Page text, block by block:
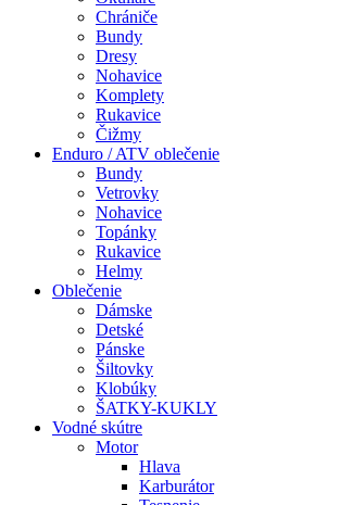
Chrániče
Bundy
Dresy
Nohavice
Komplety
Rukavice
Čižmy
Enduro / ATV oblečenie
Bundy
Vetrovky
Nohavice
Topánky
Rukavice
Helmy
Oblečenie
Dámske
Detské
Pánske
Šiltovky
Klobúky
ŠATKY-KUKLY
Vodné skútre
Motor
Hlava
Karburátor